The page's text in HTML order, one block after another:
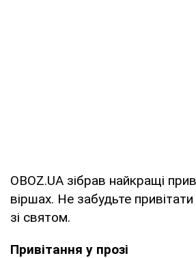
OBOZ.UA зібрав найкращі
віршах. Не забудьте привітати
зі святом.
Привітання у прозі